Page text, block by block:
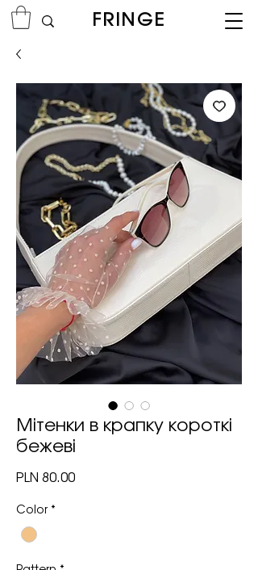
FRINGE
Мітенки в крапку короткі
бежеві
PLN 80.00Price
Color *